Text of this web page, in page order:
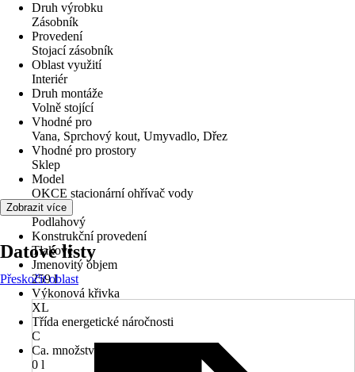
Druh výrobku
Zásobník
Provedení
Stojací zásobník
Oblast využití
Interiér
Druh montáže
Volně stojící
Vhodné pro
Vana, Sprchový kout, Umyvadlo, Dřez
Vhodné pro prostory
Sklep
Model
OKCE stacionární ohřívač vody
Varianta
Podlahový
Konstrukční provedení
Tlakové
Jmenovitý objem
259 l
Výkonová křivka
XL
Třída energetické náročnosti
C
Ca. množství smíšené vody při 40°C
0 l
Zobrazit více
Datové listy
Přeskočit oblast